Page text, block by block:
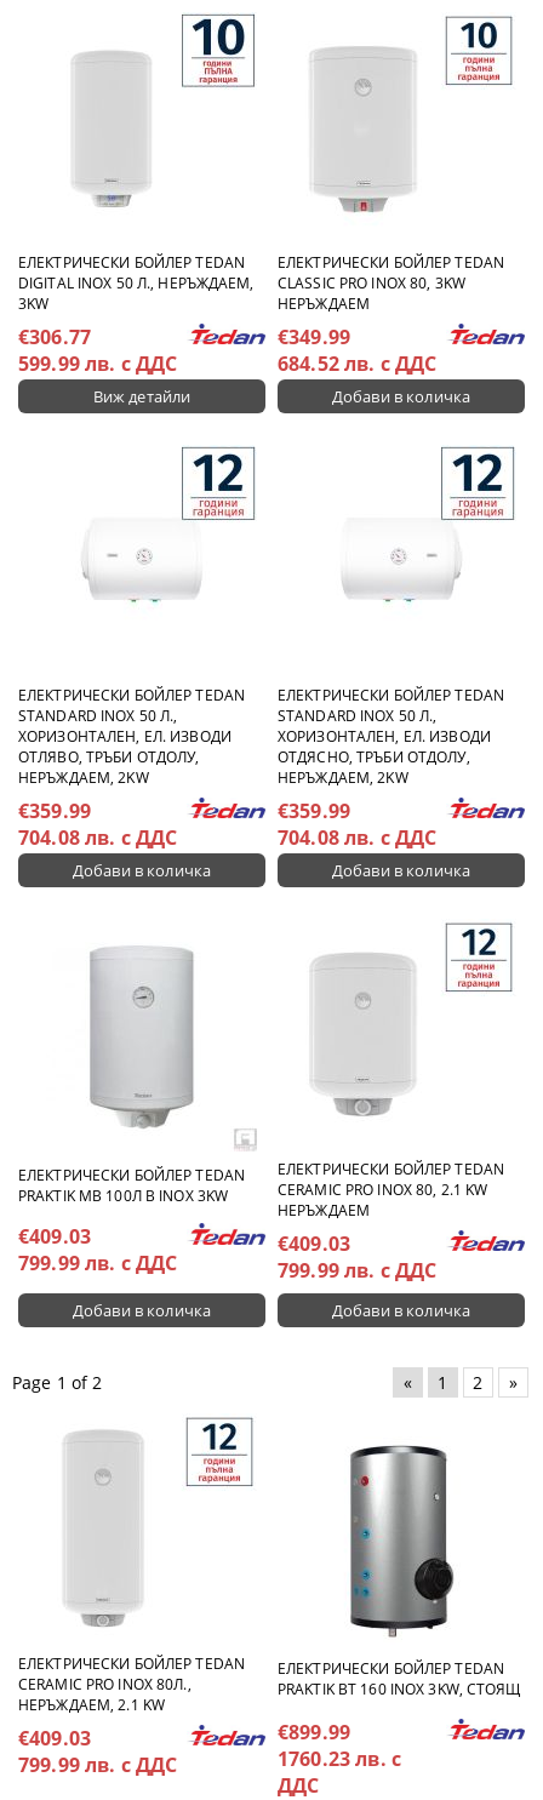
ЕЛЕКТРИЧЕСКИ БОЙЛЕР TEDAN
DIGITAL INOX 50 Л., НЕРЪЖДАЕМ,
3KW
€306.77
599.99 лв. с ДДС
Виж детайли
ЕЛЕКТРИЧЕСКИ БОЙЛЕР TEDAN
CLASSIC PRO INOX 80, 3KW
НЕРЪЖДАЕМ
€349.99
684.52 лв. с ДДС
ЕЛЕКТРИЧЕСКИ БОЙЛЕР TEDAN
STANDARD INOX 50 Л.,
ХОРИЗОНТАЛЕН, ЕЛ. ИЗВОДИ
ОТЛЯВО, ТРЪБИ ОТДОЛУ,
НЕРЪЖДАЕМ, 2KW
€359.99
704.08 лв. с ДДС
ЕЛЕКТРИЧЕСКИ БОЙЛЕР TEDAN
STANDARD INOX 50 Л.,
ХОРИЗОНТАЛЕН, ЕЛ. ИЗВОДИ
ОТДЯСНО, ТРЪБИ ОТДОЛУ,
НЕРЪЖДАЕМ, 2KW
€359.99
704.08 лв. с ДДС
ЕЛЕКТРИЧЕСКИ БОЙЛЕР TEDAN
PRAKTIK MB 100Л В INOX 3KW
€409.03
799.99 лв. с ДДС
ЕЛЕКТРИЧЕСКИ БОЙЛЕР TEDAN
CERAMIC PRO INOX 80, 2.1 KW
НЕРЪЖДАЕМ
€409.03
799.99 лв. с ДДС
Page 1 of 2 « 1 2 »
ЕЛЕКТРИЧЕСКИ БОЙЛЕР TEDAN
CERAMIC PRO INOX 80Л.,
НЕРЪЖДАЕМ, 2.1 KW
€409.03
799.99 лв. с ДДС
ЕЛЕКТРИЧЕСКИ БОЙЛЕР TEDAN
PRAKTIK BT 160 INOX 3KW, СТОЯЩ
€899.99
1760.23 лв. с
ДДС